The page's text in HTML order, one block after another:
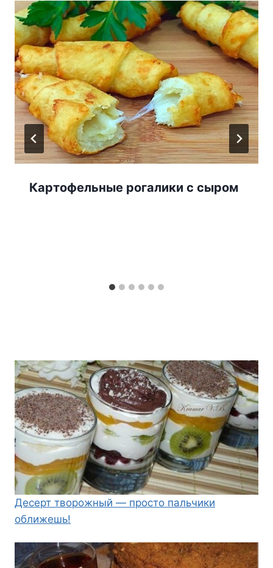
Картофельные рогалики с сыром
Десерт творожный — просто пальчики
оближешь!